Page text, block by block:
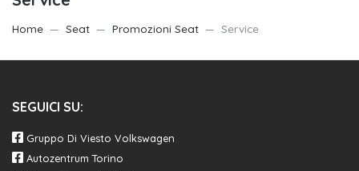
Home Seat Promozioni Seat Service
SEGUICI SU:
Gruppo Di Viesto Volkswagen
Autozentrum Torino